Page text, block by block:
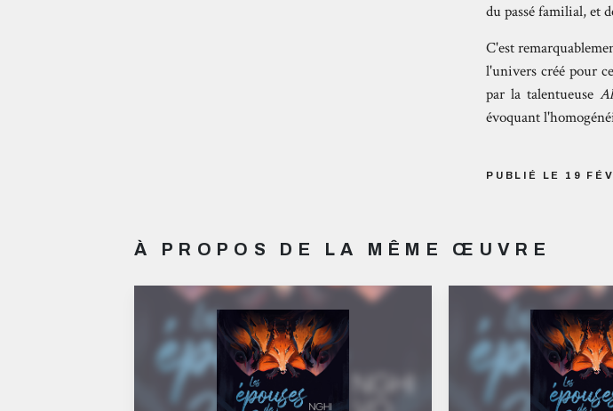
du passé familial, et
C'est
l'univers créé pour
par la talentueuse
évoquant
PUBLIÉ LE 19
À PROPOS DE LA MÊME ŒUVRE